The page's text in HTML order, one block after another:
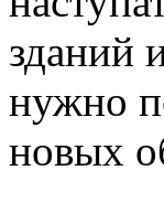
зданий
нужно
новых